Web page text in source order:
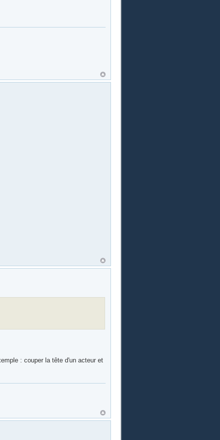
: couper la tête d'un acteur et